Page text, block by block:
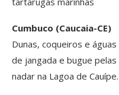
Cumbuco (Caucaia-CE)
Dunas, coqueiros e
de jangada e bugue
nadar na Lagoa de